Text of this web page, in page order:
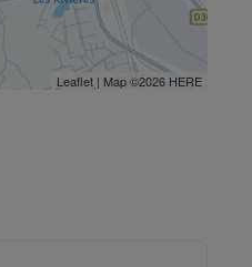
Leaflet| Map ©2026 HERE